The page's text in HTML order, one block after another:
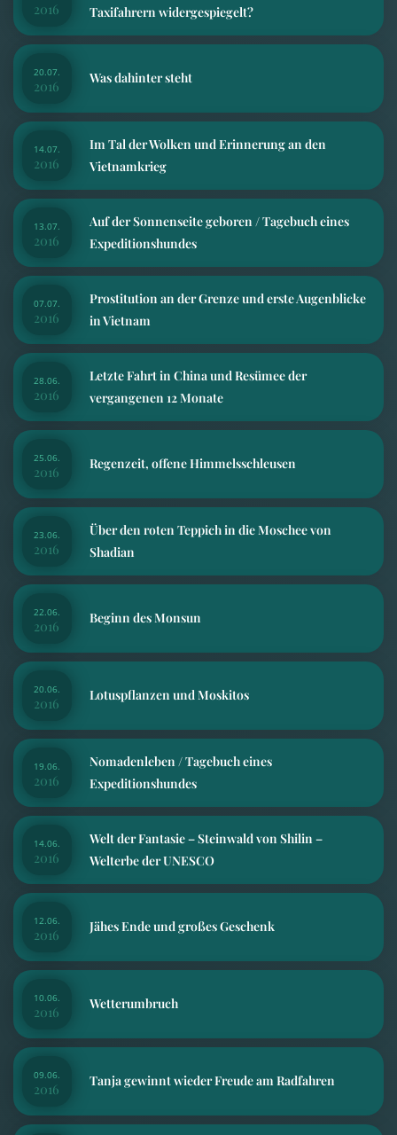
2016 Taxifahrern widergespiegelt?
20.07.
2016 Was dahinter steht
14.07.
2016
Im Tal der Wolken und Erinnerung an den
Vietnamkrieg
13.07.
2016
Auf der Sonnenseite geboren / Tagebuch eines
Expeditionshundes
07.07.
2016
Prostitution an der Grenze und erste Augenblicke
in Vietnam
28.06.
2016
Letzte Fahrt in China und Resümee der
vergangenen 12 Monate
25.06.
2016 Regenzeit, offene Himmelsschleusen
23.06.
2016
Über den roten Teppich in die Moschee von
Shadian
22.06.
2016 Beginn des Monsun
20.06.
2016 Lotuspflanzen und Moskitos
19.06.
2016
Nomadenleben / Tagebuch eines
Expeditionshundes
14.06.
2016
Welt der Fantasie – Steinwald von Shilin –
Welterbe der UNESCO
12.06.
2016 Jähes Ende und großes Geschenk
10.06.
2016 Wetterumbruch
09.06.
2016 Tanja gewinnt wieder Freude am Radfahren